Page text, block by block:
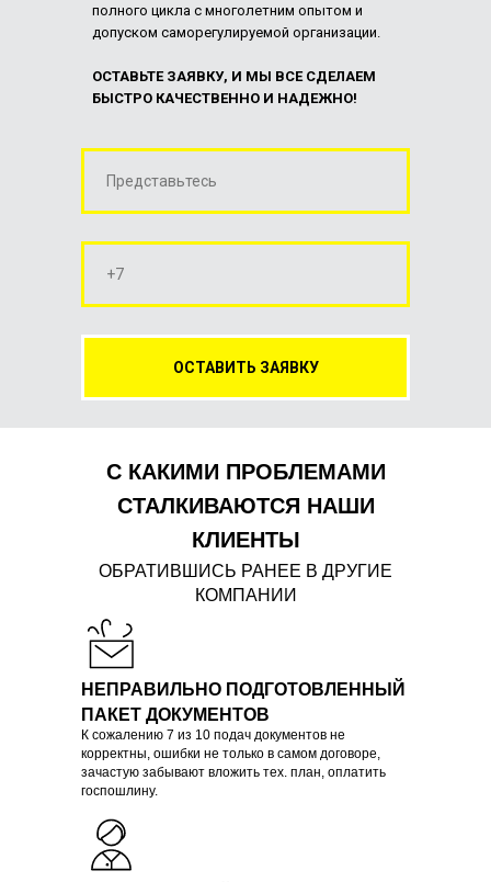
ОСТАВИТЬ ЗАЯВКУ
полного цикла с многолетним опытом и
допуском саморегулируемой организации.
ОСТАВЬТЕ ЗАЯВКУ, И МЫ ВСЕ СДЕЛАЕМ
БЫСТРО КАЧЕСТВЕННО И НАДЕЖНО!
К сожалению 7 из 10 подач документов не
корректны, ошибки не только в самом договоре,
зачастую забывают вложить тех. план, оплатить
госпошлину.
НЕПРАВИЛЬНО ПОДГОТОВЛЕННЫЙ
ПАКЕТ ДОКУМЕНТОВ
С КАКИМИ ПРОБЛЕМАМИ
СТАЛКИВАЮТСЯ НАШИ
КЛИЕНТЫ
ОБРАТИВШИСЬ РАНЕЕ В ДРУГИЕ
КОМПАНИИ